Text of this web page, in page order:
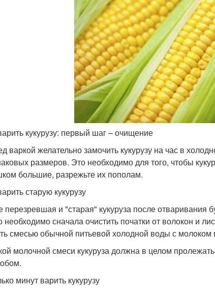
кукурузу: первый шаг – очищение
варкой желательно замочить кукурузу на час в
размеров. Это необходимо для того, чтобы
большие, разрежьте их пополам.
старую кукурузу
перезревшая и "старая" кукуруза после отваривания
необходимо сначала очистить початки от волокон и
смесью обычной питьевой холодной воды с молоком
молочной смеси кукуруза должна в целом
минут варить кукурузу